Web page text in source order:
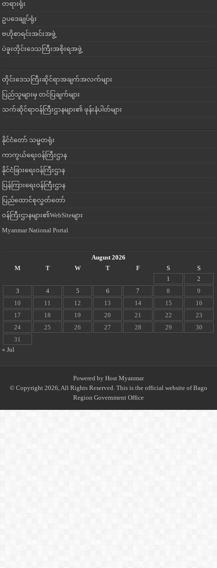
တရားရုံး
ဥပဒေချုပ်ရုံး
ဗဟိုစာရင်းအင်းအဖွဲ့
ပဲခူးတိုင်းဒေသကြီးအစိုးရအဖွဲ့
တိုင်းဒေသကြီးဆိုင်ရာအချက်အလက်များ
ပြည်သူများမှ တင်ပြချက်များ
သက်ဆိုင်ရာဝန်ကြီးဌာနများ၏ ဖုန်းနံပါတ်များ
နိုင်ငံတော် သမ္မတရုံး
ကာကွယ်ရေးဝန်ကြီးဌာန
နိုင်ငံခြားရေးဝန်ကြီးဌာန
ပြန်ကြားရေးဝန်ကြီးဌာန
ပြည်ထောင်စုလွှတ်တော်
ဝန်ကြီးဌာနများ၏WebSiteများ
Myanmar National Portal
August 2026
M
T W T F S
S
1
2
3
4 5 6 7 8
9
10
11 12 13 14 15
16
17
18 19 20 21 22
23
24
25 26 27 28 29
30
31
« Jul
Powered by Host Myanmar
© Copyright 2026, All Rights Reserved. This is the official website of Bago
Region Government Office